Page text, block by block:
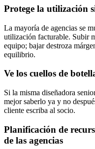
Protege la utilización
La mayoría de agencias se
utilización facturable. Subir
equipo; bajar destroza
equilibrio.
Ve los cuellos de
Si la misma diseñadora
mejor saberlo ya y no
cliente escriba al socio.
Planificación de
de las agencias